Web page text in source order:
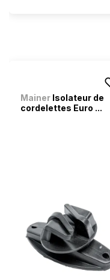
Mainer Isolateur de
cordelettes Euro ...